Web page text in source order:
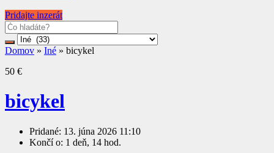
Pridajte inzerát
Domov » Iné » bicykel
50 €
bicykel
Pridané: 13. júna 2026 11:10
Končí o: 1 deň, 14 hod.